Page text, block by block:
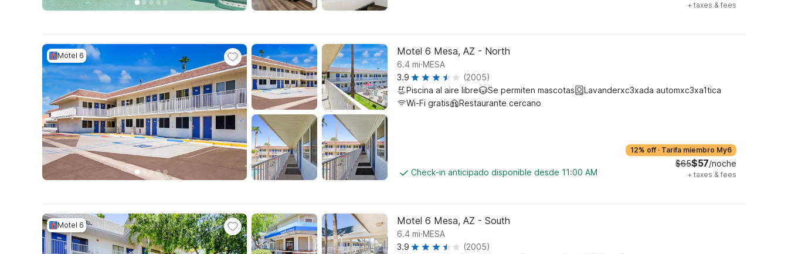
+ taxes & fees
Motel 6 Motel 6 Mesa, AZ - North
6.4 mi.MESA
3.9
(2005)
Piscina al aire libre
Se permiten mascotas
Lavanderxc3xada automxc3xa1tica
Wi-Fi gratis
Restaurante cercano
Check-in anticipado disponible desde 11:00 AM
12% off · Tarifa miembro My6
$65$57/noche
+ taxes & fees
Motel 6 Motel 6 Mesa, AZ - South
6.4 mi.MESA
3.9
(2005)